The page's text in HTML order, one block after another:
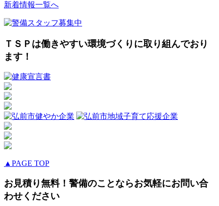
新着情報一覧へ
ＴＳＰは働きやすい環境づくりに取り組んでおり
ます！
▲PAGE TOP
お見積り無料！警備のことならお気軽にお問い合
わせください